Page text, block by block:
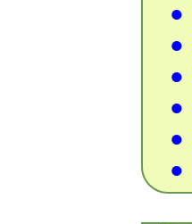
●
●
●
●
●
●